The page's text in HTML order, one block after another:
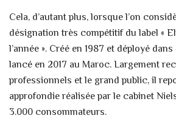
Cela, d’autant plus, lorsque l’on
désignation très compétitif du label «
l’année ». Créé en 1987 et déployé
lancé en 2017 au Maroc. Largement
professionnels et le grand public, il
approfondie réalisée par le cabinet
3.000 consommateurs.